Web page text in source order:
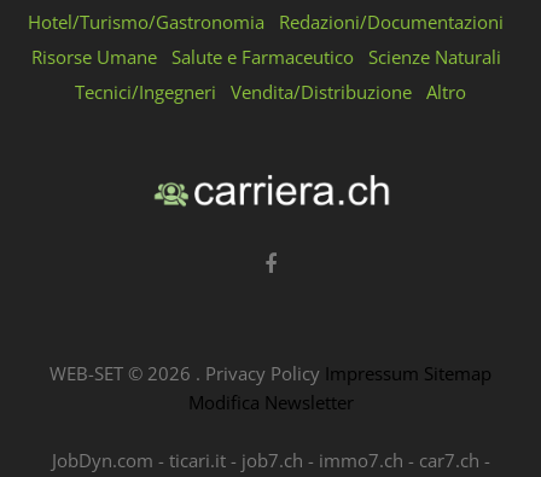
Hotel/Turismo/Gastronomia
Redazioni/Documentazioni
Risorse Umane
Salute e Farmaceutico
Scienze Naturali
Tecnici/Ingegneri
Vendita/Distribuzione Altro
WEB-SET © 2026 . Privacy Policy Impressum Sitemap
Modifica Newsletter
JobDyn.com - ticari.it- job7.ch - immo7.ch - car7.ch -